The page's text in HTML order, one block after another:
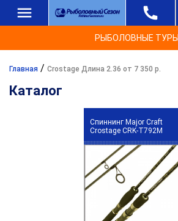
РЫБОЛОВНЫЕ ТУРЫ
Главная / Crostage Длина 2.36 от 7 350 р.
Каталог
Спиннинг Major Craft
Crostage CRK-T792M